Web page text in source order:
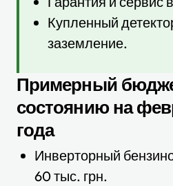
Купленный
заземление.
Примерный
состоянию на
года
Инверторный
60 тыс. грн.